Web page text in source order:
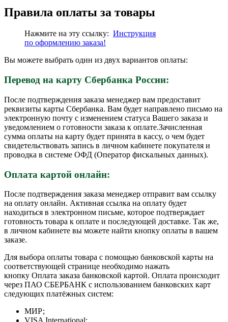
Правила оплаты за товары
Нажмите на эту ссылку: Инструкция
по оформлению заказа!
Вы можете выбрать один из двух вариантов оплаты:
Перевод на карту Сбербанка России:
После подтверждения заказа менеджер вам предоставит
реквизиты карты Сбербанка. Вам будет направлено письмо на
электронную почту с изменением статуса Вашего заказа и
уведомлением о готовности заказа к оплате.Зачисленная
сумма оплаты на карту будет принята в кассу, о чем будет
свидетельствовать запись в личном кабинете покупателя и
проводка в системе ОФД (Оператор фискальных данных).
Оплата картой онлайн:
После подтверждения заказа менеджер отправит вам ссылку
на оплату онлайн. Активная ссылка на оплату будет
находиться в электронном письме, которое подтверждает
готовность товара к оплате и последующей доставке. Так же,
в личном кабинете вы можете найти кнопку оплаты в вашем
заказе.
Для выбора оплаты товара с помощью банковской карты на
соответствующей странице необходимо нажать
кнопку Оплата заказа банковской картой. Оплата происходит
через ПАО СБЕРБАНК с использованием банковских карт
следующих платёжных систем:
МИР;